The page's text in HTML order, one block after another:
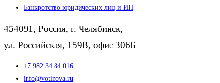
Банкротство юридических лиц и ИП
454091, Россия, г. Челябинск,
ул. Российская, 159В, офис 306Б
+7 982 34 84 016
info@votinova.ru